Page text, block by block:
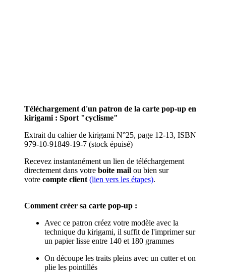
Téléchargement d'un patron de la carte pop-up en
kirigami : Sport "cyclisme"
Extrait du cahier de kirigami N°25, page 12-13, ISBN
979-10-91849-19-7 (stock épuisé)
Recevez instantanément un lien de téléchargement
directement dans votre boite mail ou bien sur
votre compte client (lien vers les étapes).
Comment créer sa carte pop-up :
Avec ce patron créez votre modèle avec la
technique du kirigami, il suffit de l'imprimer sur
un papier lisse entre 140 et 180 grammes
On découpe les traits pleins avec un cutter et on
plie les pointillés